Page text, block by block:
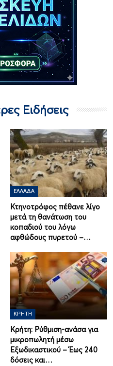
Ειδήσεις
ΕΛΛΆΔΑ
Κτηνοτρόφος πέθανε λίγο
μετά τη θανάτωση του
κοπαδιού του λόγω
αφθώδους πυρετού –…
ΚΡΉΤΗ
Κρήτη: Ρύθμιση-ανάσα για
μικροπωλητή μέσω
Εξωδικαστικού – Έως 240
δόσεις και…